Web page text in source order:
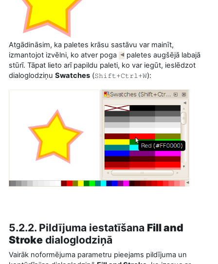
Atgādināsim, ka paletes krāsu sastāvu var mainīt,
izmantojot izvēlni, ko atver poga
paletes augšējā labajā
stūrī. Tāpat lieto arī papildu paleti, ko var iegūt, ieslēdzot
dialoglodziņu Swatches (Shift+Ctrl+W):
5.2.2. Pildījuma iestatīšana Fill and
Strokedialoglodziņā
Vairāk noformējuma parametru pieejams pildījuma un